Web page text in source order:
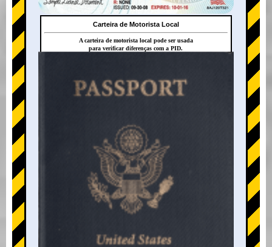
+
Carteira de Motorista Local
A carteira de motorista local pode ser usada
para verificar diferenças com a PID.